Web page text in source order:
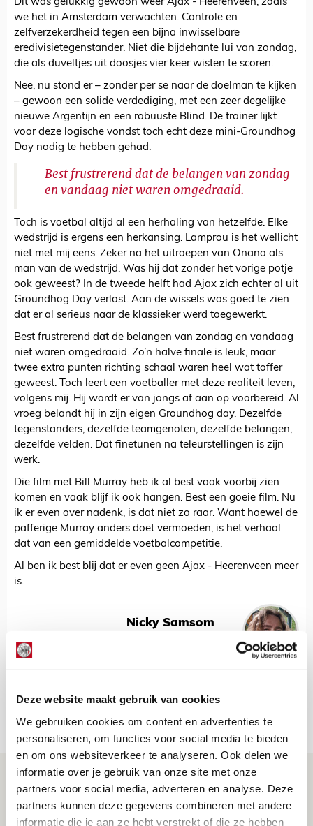
Deze website maakt gebruik van cookies
We gebruiken cookies om content en advertenties te
personaliseren, om functies voor social media te bieden
en om ons websiteverkeer te analyseren. Ook delen we
informatie over je gebruik van onze site met onze
partners voor social media, adverteren en analyse. Deze
partners kunnen deze gegevens combineren met andere
informatie die je aan ze hebt verstrekt of die ze hebben
Dit was gelukkig gewoon weer Ajax - Heerenveen, zoals
we het in Amsterdam verwachten. Controle en
zelfverzekerdheid tegen een bijna inwisselbare
eredivisietegenstander. Niet die bijdehante lui van zondag,
die als duveltjes uit doosjes vier keer wisten te scoren.
Nee, nu stond er – zonder per se naar de doelman te kijken
– gewoon een solide verdediging, met een zeer degelijke
nieuwe Argentijn en een robuuste Blind. De trainer lijkt
voor deze logische vondst toch echt deze mini-Groundhog
Day nodig te hebben gehad.
Best frustrerend dat de belangen van zondag
en vandaag niet waren omgedraaid.
Toch is voetbal altijd al een herhaling van hetzelfde. Elke
wedstrijd is ergens een herkansing. Lamprou is het wellicht
niet met mij eens. Zeker na het uitroepen van Onana als
man van de wedstrijd. Was hij dat zonder het vorige potje
ook geweest? In de tweede helft had Ajax zich echter al uit
Groundhog Day verlost. Aan de wissels was goed te zien
dat er al serieus naar de klassieker werd toegewerkt.
Best frustrerend dat de belangen van zondag en vandaag
niet waren omgedraaid. Zo’n halve finale is leuk, maar
twee extra punten richting schaal waren heel wat toffer
geweest. Toch leert een voetballer met deze realiteit leven,
volgens mij. Hij wordt er van jongs af aan op voorbereid. Al
vroeg belandt hij in zijn eigen Groundhog day. Dezelfde
tegenstanders, dezelfde teamgenoten, dezelfde belangen,
dezelfde velden. Dat finetunen na teleurstellingen is zijn
werk.
Die film met Bill Murray heb ik al best vaak voorbij zien
komen en vaak blijf ik ook hangen. Best een goeie film. Nu
ik er even over nadenk, is dat niet zo raar. Want hoewel de
pafferige Murray anders doet vermoeden, is het verhaal
dat van een gemiddelde voetbalcompetitie.
Al ben ik best blij dat er even geen Ajax - Heerenveen meer
is.
Nicky Samsom
Bekijk alle berichten van Nicky Samsom
Net binnen //
Is dit de laatste wallpaper van Godts in
de Johan Cruijff Arena?
07 AUGUSTUS 2026 - 00:36